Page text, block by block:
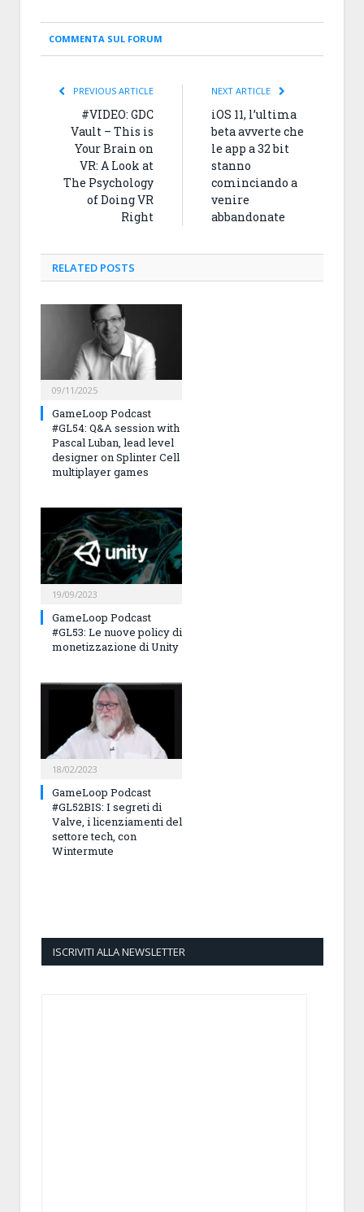
COMMENTA SUL FORUM
PREVIOUS ARTICLE
#VIDEO: GDC
Vault – This is
Your Brain on
VR: A Look at
The Psychology
of Doing VR
Right
NEXT ARTICLE
iOS 11, l’ultima
beta avverte che
le app a 32 bit
stanno
cominciando a
venire
abbandonate
RELATED POSTS
09/11/2025
GameLoop Podcast
#GL54: Q&A session with
Pascal Luban, lead level
designer on Splinter Cell
multiplayer games
19/09/2023
GameLoop Podcast
#GL53: Le nuove policy di
monetizzazione di Unity
18/02/2023
GameLoop Podcast
#GL52BIS: I segreti di
Valve, i licenziamenti del
settore tech, con
Wintermute
ISCRIVITI ALLA NEWSLETTER